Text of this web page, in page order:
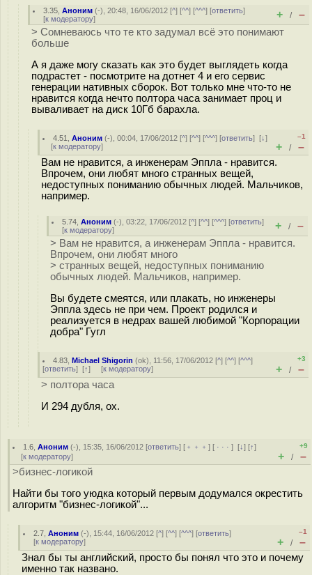
3.35 ,Аноним (-), 20:48, 16/06/2012 [^] [^^] [^^^] [ответить]
[к модератору] + / –
> Сомневаюсь что те кто задумал всё это понимают
больше
А я даже могу сказать как это будет выглядеть когда
подрастет - посмотрите на дотнет 4 и его сервис
генерации нативных сборок. Вот только мне что-то не
нравится когда нечто полтора часа занимает проц и
вываливает на диск 10Гб барахла.
4.51 ,Аноним (-), 00:04, 17/06/2012 [^] [^^] [^^^] [ответить][↓]
[к модератору]
–1
+ / –
Вам не нравится, а инженерам Эппла - нравится.
Впрочем, они любят много странных вещей,
недоступных пониманию обычных людей. Мальчиков,
например.
5.74 ,Аноним (-), 03:22, 17/06/2012 [^] [^^] [^^^] [ответить]
[к модератору] + / –
> Вам не нравится, а инженерам Эппла - нравится.
Впрочем, они любят много
> странных вещей, недоступных пониманию
обычных людей. Мальчиков, например.
Вы будете смеятся, или плакать, но инженеры
Эппла здесь не при чем. Проект родился и
реализуется в недрах вашей любимой "Корпорации
добра" Гугл
4.83 ,Michael Shigorin (ok), 11:56, 17/06/2012 [^] [^^] [^^^]
[ответить] [↑] [к модератору]
+3
+ / –
> полтора часа
И 294 дубля, ох.
1.6 ,Аноним (-), 15:35, 16/06/2012 [ответить] [ ﹢﹢﹢] [ · · ·][↓] [↑]
[к модератору]
+9
+ / –
>бизнес-логикой
Найти бы того уюдка который первым додумался окрестить
алгоритм "бизнес-логикой"...
2.7 ,Аноним (-), 15:44, 16/06/2012 [^] [^^] [^^^] [ответить]
[к модератору]
–1
+ / –
Знал бы ты английский, просто бы понял что это и почему
именно так названо.